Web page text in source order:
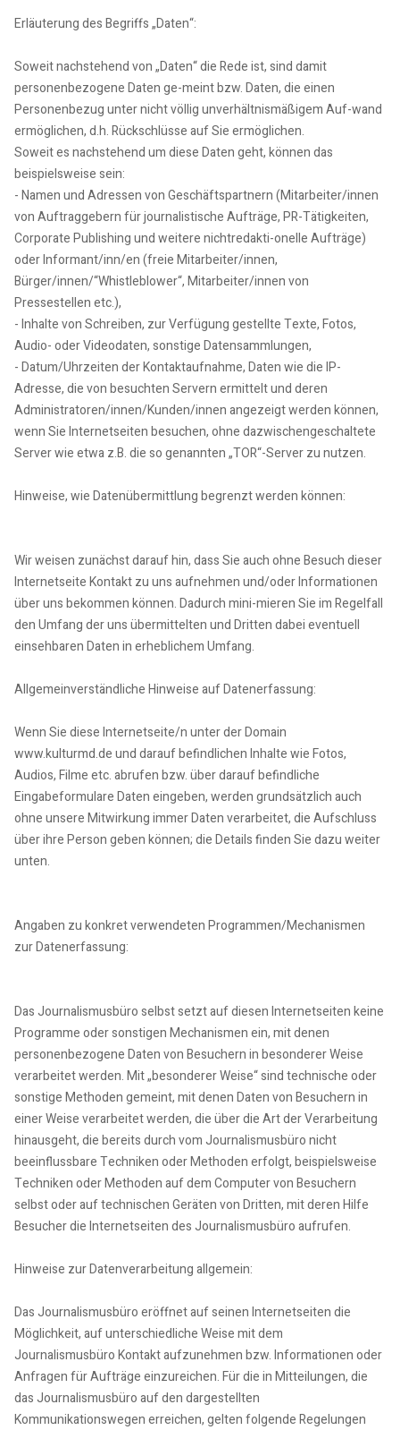
Erläuterung des Begriffs „Daten“:
Soweit nachstehend von „Daten“ die Rede ist, sind damit
personenbezogene Daten ge-meint bzw. Daten, die einen
Personenbezug unter nicht völlig unverhältnismäßigem Auf-wand
ermöglichen, d.h. Rückschlüsse auf Sie ermöglichen.
Soweit es nachstehend um diese Daten geht, können das
beispielsweise sein:
- Namen und Adressen von Geschäftspartnern (Mitarbeiter/innen
von Auftraggebern für journalistische Aufträge, PR-Tätigkeiten,
Corporate Publishing und weitere nichtredakti-onelle Aufträge)
oder Informant/inn/en (freie Mitarbeiter/innen,
Bürger/innen/“Whistleblower“, Mitarbeiter/innen von
Pressestellen etc.),
- Inhalte von Schreiben, zur Verfügung gestellte Texte, Fotos,
Audio- oder Videodaten, sonstige Datensammlungen,
- Datum/Uhrzeiten der Kontaktaufnahme, Daten wie die IP-
Adresse, die von besuchten Servern ermittelt und deren
Administratoren/innen/Kunden/innen angezeigt werden können,
wenn Sie Internetseiten besuchen, ohne dazwischengeschaltete
Server wie etwa z.B. die so genannten „TOR“-Server zu nutzen.
Hinweise, wie Datenübermittlung begrenzt werden können:
Wir weisen zunächst darauf hin, dass Sie auch ohne Besuch dieser
Internetseite Kontakt zu uns aufnehmen und/oder Informationen
über uns bekommen können. Dadurch mini-mieren Sie im Regelfall
den Umfang der uns übermittelten und Dritten dabei eventuell
einsehbaren Daten in erheblichem Umfang.
Allgemeinverständliche Hinweise auf Datenerfassung:
Wenn Sie diese Internetseite/n unter der Domain
www.kulturmd.de und darauf befindlichen Inhalte wie Fotos,
Audios, Filme etc. abrufen bzw. über darauf befindliche
Eingabeformulare Daten eingeben, werden grundsätzlich auch
ohne unsere Mitwirkung immer Daten verarbeitet, die Aufschluss
über ihre Person geben können; die Details finden Sie dazu weiter
unten.
Angaben zu konkret verwendeten Programmen/Mechanismen
zur Datenerfassung:
Das Journalismusbüro selbst setzt auf diesen Internetseiten keine
Programme oder sonstigen Mechanismen ein, mit denen
personenbezogene Daten von Besuchern in besonderer Weise
verarbeitet werden. Mit „besonderer Weise“ sind technische oder
sonstige Methoden gemeint, mit denen Daten von Besuchern in
einer Weise verarbeitet werden, die über die Art der Verarbeitung
hinausgeht, die bereits durch vom Journalismusbüro nicht
beeinflussbare Techniken oder Methoden erfolgt, beispielsweise
Techniken oder Methoden auf dem Computer von Besuchern
selbst oder auf technischen Geräten von Dritten, mit deren Hilfe
Besucher die Internetseiten des Journalismusbüro aufrufen.
Hinweise zur Datenverarbeitung allgemein:
Das Journalismusbüro eröffnet auf seinen Internetseiten die
Möglichkeit, auf unterschiedliche Weise mit dem
Journalismusbüro Kontakt aufzunehmen bzw. Informationen oder
Anfragen für Aufträge einzureichen. Für die in Mitteilungen, die
das Journalismusbüro auf den dargestellten
Kommunikationswegen erreichen, gelten folgende Regelungen